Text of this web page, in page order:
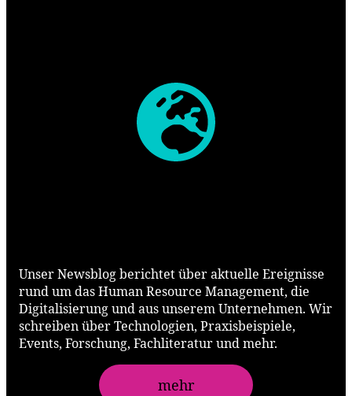
Unser Newsblog berichtet über aktuelle Ereignisse
rund um das Human Resource Management, die
Digitalisierung und aus unserem Unternehmen. Wir
schreiben über Technologien, Praxisbeispiele,
Events, Forschung, Fachliteratur und mehr.
mehr